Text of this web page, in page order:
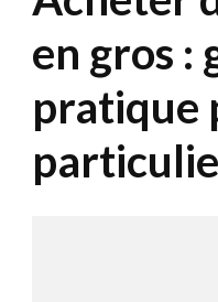
en gros :
pratique